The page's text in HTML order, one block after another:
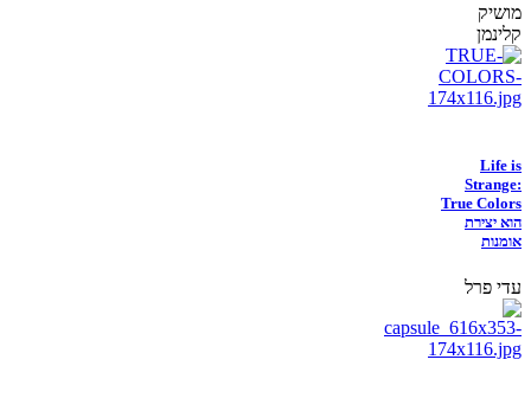
מושיק
קלינמן
Life is
Strange:
True Colors
הוא יצירת
אומנות
עדי פרל